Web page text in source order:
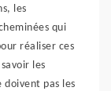
les
qui
réaliser ces
les
doivent pas les